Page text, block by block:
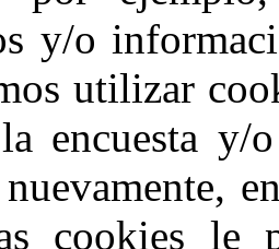
y/o
utilizar
encuesta y/
cookies le